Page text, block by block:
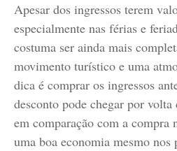
Apesar dos ingressos terem
especialmente nas férias e
costuma ser ainda mais
movimento turístico e uma
dica é comprar os ingressos
desconto pode chegar por volta
em comparação com a compra
uma boa economia mesmo nos